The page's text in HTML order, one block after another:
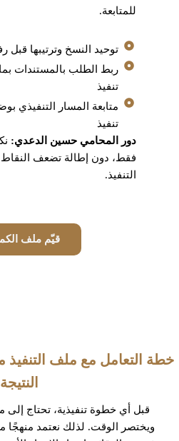
للمتابعة.
توحيد النسخ وترتيبها قبل
ربط الطلب بالمستندات
تنفيذ
متابعة المسار التنفيذي
تنفيذ
دور المحامي حسين الدعدي:
فقط، دون إطالة تضعف
التنفيذ.
قيّم ملف
خطة التعامل مع ملف التنفيذ
النتيجة
قبل أي خطوة تنفيذية، تحتاج إلى
ويختصر الوقت. لذلك نعتمد